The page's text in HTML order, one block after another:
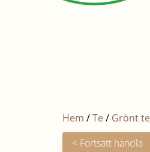
Hem /Te / Grönt te
< Fortsätt handla